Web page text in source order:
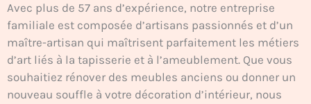
Avec plus de 57 ans d’expérience, notre entreprise
familiale est composée d’artisans passionnés et d’un
maître-artisan qui maîtrisent parfaitement les métiers
d’art liés à la tapisserie et à l’ameublement. Que vous
souhaitiez rénover des meubles anciens ou donner un
nouveau souffle à votre décoration d’intérieur, nous